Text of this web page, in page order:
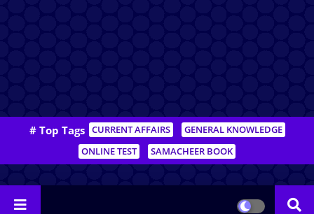
# Top Tags CURRENT AFFAIRS
GENERAL KNOWLEDGE
ONLINE TEST
SAMACHEER BOOK